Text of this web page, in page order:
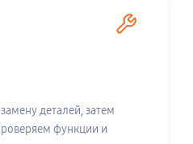
деталей, затем
функции и